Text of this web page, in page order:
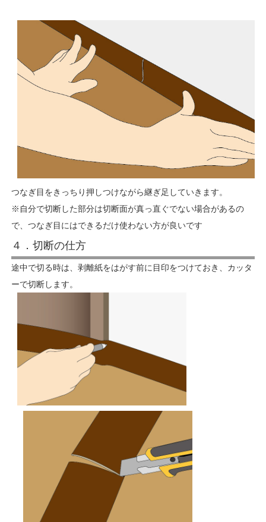
つなぎ目をきっちり押しつけながら継ぎ足していきます。
※自分で切断した部分は切断面が真っ直ぐでない場合があるの
で、つなぎ目にはできるだけ使わない方が良いです
４．切断の仕方
途中で切る時は、剥離紙をはがす前に目印をつけておき、カッタ
ーで切断します。